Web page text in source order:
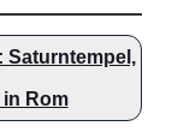
Saturntempel,
Rom